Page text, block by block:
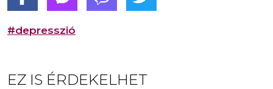
#depresszió
EZ IS ÉRDEKELHET